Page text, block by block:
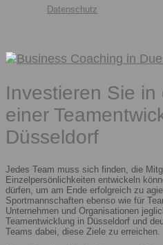
Datenschutz
Investieren Sie
einer
Düsseldorf
Jedes Team muss sich finden, die
Einzelpersönlichkeiten entwickeln
dürfen, um am Ende erfolgreich zu
Sportmannschaften ebenso wie für
Unternehmen und Organisationen
Teamentwicklung in Düsseldorf und
Teams dabei, diese Ziele zu erreichen.